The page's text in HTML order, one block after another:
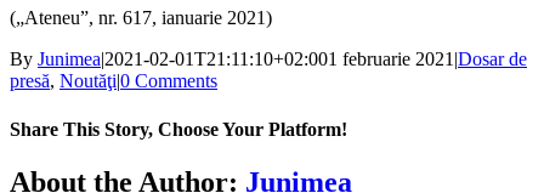
(„Ateneu”, nr. 617, ianuarie 2021)
By Junimea|2021-02-01T21:11:10+02:001 februarie 2021|Dosar de
presă, Noutăţi|0 Comments
Share This Story, Choose Your Platform!
Facebook
X
Bluesky
Reddit
LinkedIn
WhatsApp
Telegram
Tumblr
Xing
Email
Copy
About the Author: Junimea